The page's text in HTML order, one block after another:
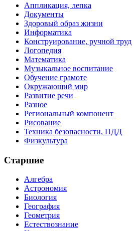
Аппликация, лепка
Документы
Здоровый образ жизни
Информатика
Конструирование, ручной труд
Логопедия
Математика
Музыкальное воспитание
Обучение грамоте
Окружающий мир
Развитие речи
Разное
Региональный компонент
Рисование
Техника безопасности, ПДД
Физкультура
Старшие
Алгебра
Астрономия
Биология
География
Геометрия
Естествознание